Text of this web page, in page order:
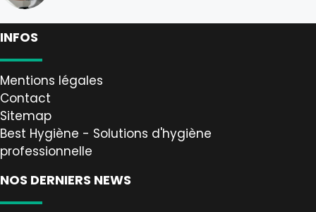
INFOS
Mentions légales
Contact
Sitemap
Best Hygiène - Solutions d'hygiène
professionnelle
NOS DERNIERS NEWS